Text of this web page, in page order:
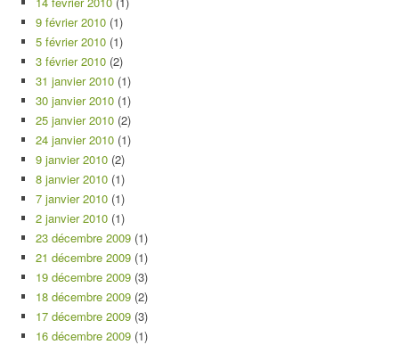
9 février 2010 (1)
5 février 2010 (1)
3 février 2010 (2)
31 janvier 2010 (1)
30 janvier 2010 (1)
25 janvier 2010 (2)
24 janvier 2010 (1)
9 janvier 2010 (2)
8 janvier 2010 (1)
7 janvier 2010 (1)
2 janvier 2010 (1)
23 décembre 2009 (1)
21 décembre 2009 (1)
19 décembre 2009 (3)
18 décembre 2009 (2)
17 décembre 2009 (3)
16 décembre 2009 (1)